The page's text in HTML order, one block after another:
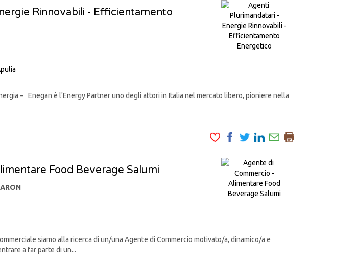
Rinnovabili - Efficientamento
– Enegan è l'Energy Partner uno degli attori in Italia nel mercato libero, pioniere nella
Food Beverage Salumi
siamo alla ricerca di un/una Agente di Commercio motivato/a, dinamico/a e
a far parte di un...